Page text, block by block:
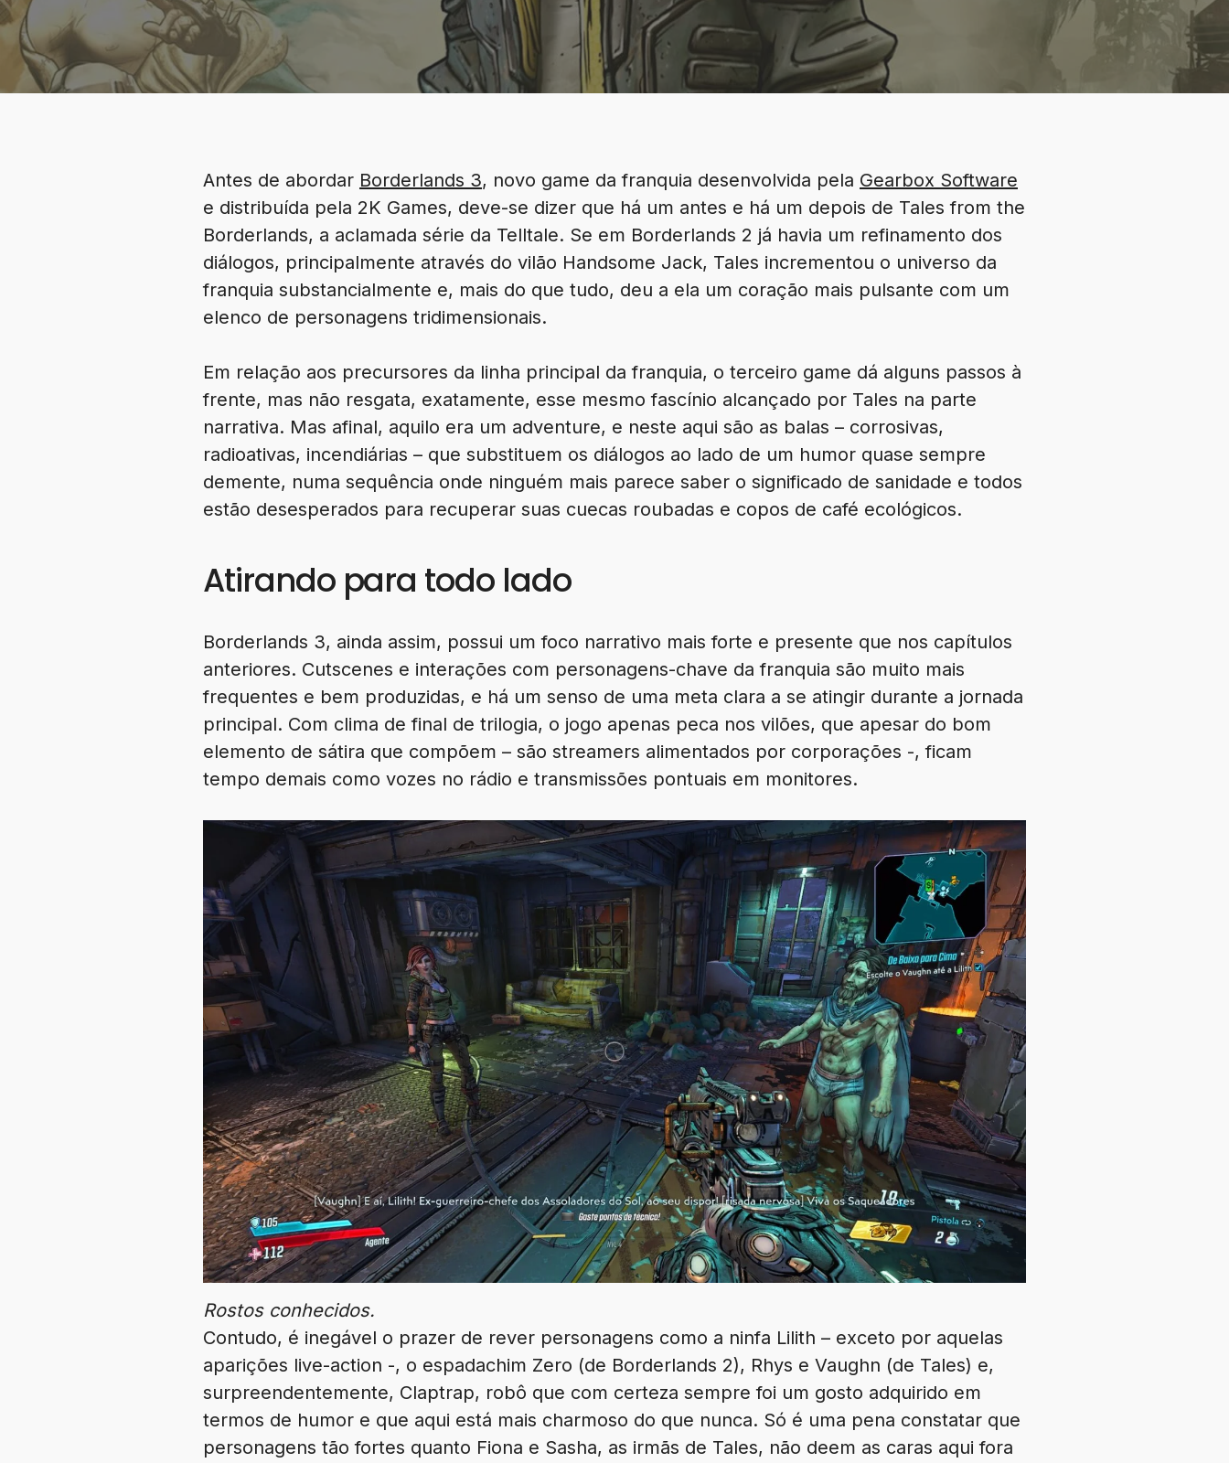
Antes de abordar Borderlands 3, novo game da franquia desenvolvida pela Gearbox Software
e distribuída pela 2K Games, deve-se dizer que há um antes e há um depois de Tales from the
Borderlands, a aclamada série da Telltale. Se em Borderlands 2 já havia um refinamento dos
diálogos, principalmente através do vilão Handsome Jack, Tales incrementou o universo da
franquia substancialmente e, mais do que tudo, deu a ela um coração mais pulsante com um
elenco de personagens tridimensionais.
Em relação aos precursores da linha principal da franquia, o terceiro game dá alguns passos à
frente, mas não resgata, exatamente, esse mesmo fascínio alcançado por Tales na parte
narrativa. Mas afinal, aquilo era um adventure, e neste aqui são as balas – corrosivas,
radioativas, incendiárias – que substituem os diálogos ao lado de um humor quase sempre
demente, numa sequência onde ninguém mais parece saber o significado de sanidade e todos
estão desesperados para recuperar suas cuecas roubadas e copos de café ecológicos.
Atirando para todo lado
Borderlands 3, ainda assim, possui um foco narrativo mais forte e presente que nos capítulos
anteriores. Cutscenes e interações com personagens-chave da franquia são muito mais
frequentes e bem produzidas, e há um senso de uma meta clara a se atingir durante a jornada
principal. Com clima de final de trilogia, o jogo apenas peca nos vilões, que apesar do bom
elemento de sátira que compõem – são streamers alimentados por corporações -, ficam
tempo demais como vozes no rádio e transmissões pontuais em monitores.
Rostos conhecidos.
Contudo, é inegável o prazer de rever personagens como a ninfa Lilith – exceto por aquelas
aparições live-action -, o espadachim Zero (de Borderlands 2), Rhys e Vaughn (de Tales) e,
surpreendentemente, Claptrap, robô que com certeza sempre foi um gosto adquirido em
termos de humor e que aqui está mais charmoso do que nunca. Só é uma pena constatar que
personagens tão fortes quanto Fiona e Sasha, as irmãs de Tales, não deem as caras aqui fora